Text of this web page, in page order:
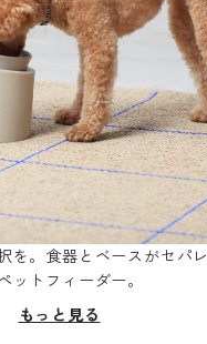
を。食器とベースがセパレ
ットフィーダー。
もっと見る